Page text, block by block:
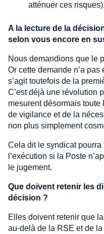
atténuer ces risques).
A la lecture de la
selon vous encore en
Nous demandions que le
Or cette demande n’a pas
s’agit toutefois de la
C’est déjà une révolution
mesurent désormais
de vigilance et de la
non plus simplement
Cela dit le syndicat
l’exécution si la Poste
le jugement.
Que doivent retenir les
décision ?
Elles doivent retenir que
au-delà de la RSE et de